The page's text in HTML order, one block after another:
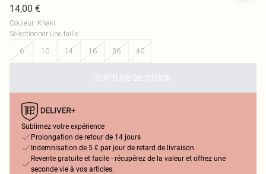
14,00 €
Couleur: Khaki
Sélectionner une taille:
6
10 14 16 36 40
RUPTURE DE STOCK
Sublimez votre expérience
Prolongation de retour de 14 jours
Indemnisation de 5 € par jour de retard de livraison
Revente gratuite et facile - récupérez de la valeur et offrez une
seconde vie à vos articles.